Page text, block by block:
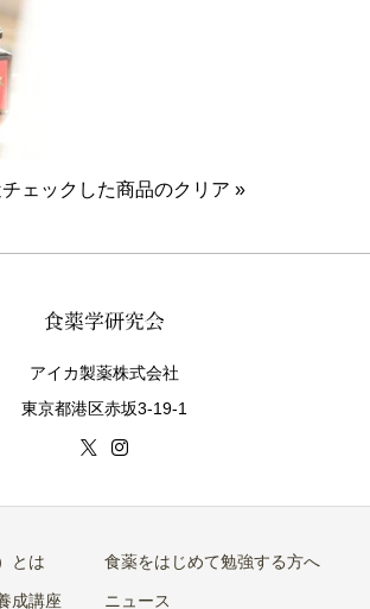
ェックした商品のクリア »
アイカ製薬株式会社
東京都港区赤坂3-19-1
とは 食薬をはじめて勉強する方へ
成講座 ニュース